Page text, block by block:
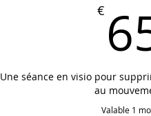
€
Une séance en visio pour
au
Valable 1